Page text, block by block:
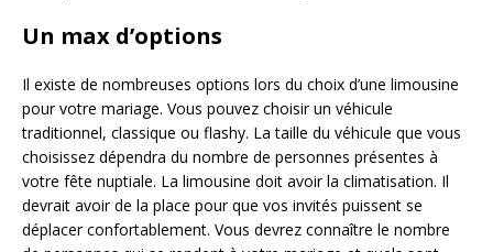
Un max d’options
Il existe de nombreuses options lors du choix d’une limousine
pour votre mariage. Vous pouvez choisir un véhicule
traditionnel, classique ou flashy. La taille du véhicule que vous
choisissez dépendra du nombre de personnes présentes à
votre fête nuptiale. La limousine doit avoir la climatisation. Il
devrait avoir de la place pour que vos invités puissent se
déplacer confortablement. Vous devrez connaître le nombre